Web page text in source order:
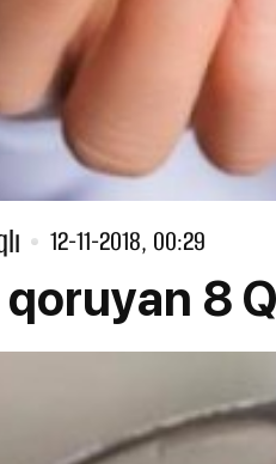
12-11-2018, 00:29
8